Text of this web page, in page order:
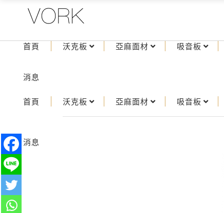
首頁 沃克板 亞麻面材 吸音板
消息
首頁 沃克板 亞麻面材 吸音板
消息